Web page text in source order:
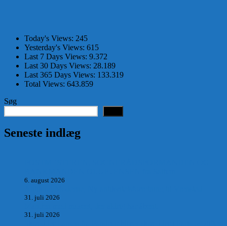
Today's Views: 245
Yesterday's Views: 615
Last 7 Days Views: 9.372
Last 30 Days Views: 28.189
Last 365 Days Views: 133.319
Total Views: 643.859
Søg
Seneste indlæg
6. august 2026
31. juli 2026
31. juli 2026